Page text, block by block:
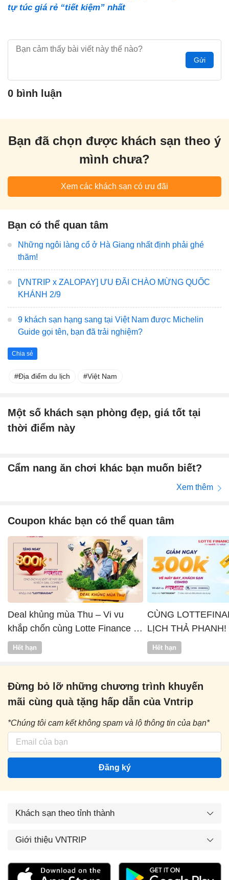
tự túc giá rẻ “tiết kiệm” nhất
Gửi
0 bình luận
Bạn đã chọn được khách sạn theo ý
mình chưa?
Xem các khách sạn có ưu đãi
Bạn có thể quan tâm
Những ngôi làng cổ ở Hà Giang nhất định phải ghé
thăm!
[VNTRIP x ZALOPAY] ƯU ĐÃI CHÀO MỪNG QUỐC
KHÁNH 2/9
9 khách sạn hạng sang tại Việt Nam được Michelin
Guide gọi tên, bạn đã trải nghiệm?
Chia sẻ
Địa điểm du lịch Việt Nam
Một số khách sạn phòng đẹp, giá tốt tại
thời điểm này
Cẩm nang ăn chơi khác bạn muốn biết?
Xem thêm
Coupon khác bạn có thể quan tâm
Deal khủng mùa Thu – Vi vu
khắp chốn cùng Lotte Finance x
Vntrip
Hết hạn
CÙNG
LỊCH THẢ PHANH!
Hết hạn
Đừng bỏ lỡ những chương trình khuyến
mãi cùng quà tặng hấp dẫn của Vntrip
*Chúng tôi cam kết không spam và lộ thông tin của bạn*
Đăng ký
Khách sạn theo tỉnh thành
Giới thiệu VNTRIP